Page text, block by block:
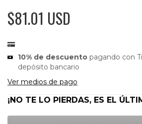
$81.01 USD
10% de descuento pagando con
depósito bancario
Ver medios de pago
¡NO TE LO PIERDAS, ES EL